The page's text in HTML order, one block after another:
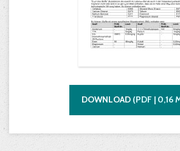
DOWNLOAD (PDF | 0,16